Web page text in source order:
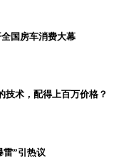
国房车消费大幕
技术，配得上百万价格？
雷”引热议